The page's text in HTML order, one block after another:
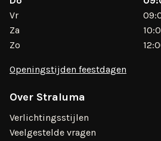
Vr
Za
Zo
Openingstijden feestdagen
Over Straluma
Verlichtingsstijlen
Veelgestelde vragen